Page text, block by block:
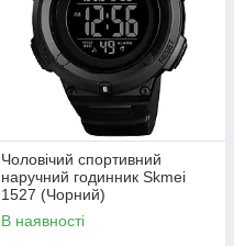
Чоловічий спортивний
наручний годинник Skmei
1527 (Чорний)
В наявності